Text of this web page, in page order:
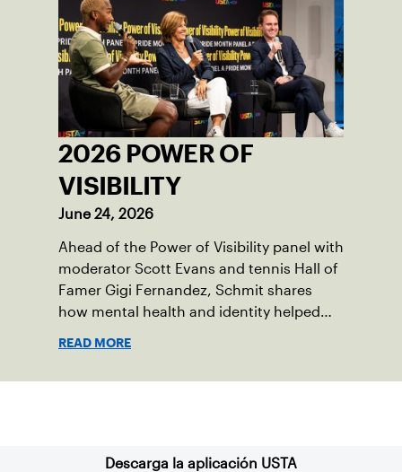
2026 POWER OF
VISIBILITY
June 24, 2026
Ahead of the Power of Visibility panel with
moderator Scott Evans and tennis Hall of
Famer Gigi Fernandez, Schmit shares
how mental health and identity helped
READ MORE
Descarga la aplicación USTA